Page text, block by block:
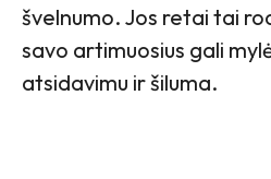
švelnumo. Jos retai tai
savo artimuosius gali
atsidavimu ir šiluma.